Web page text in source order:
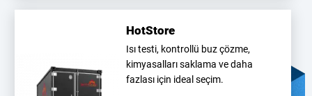
HotStore
Isı testi, kontrollü buz çözme,
kimyasalları saklama ve daha
fazlası için ideal seçim.